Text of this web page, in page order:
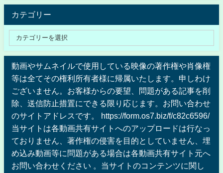
カテゴリー
動画やサムネイルで使用している映像の著作権や肖像権
等は全てその権利所有者様に帰属いたします。申しわけ
ございません。お客様からの要望、問題がある記事を削
除、送信防止措置にできる限り応じます。お問い合わせ
のサイトアドレスです。 https://form.os7.biz/f/c82c6596/
当サイトは各動画共有サイトへのアップロードは行なっ
ておりません、著作権の侵害を目的としていません、埋
め込み動画等に問題がある場合は各動画共有サイト元へ
お問い合わせください 。当サイトのコンテンツに関し